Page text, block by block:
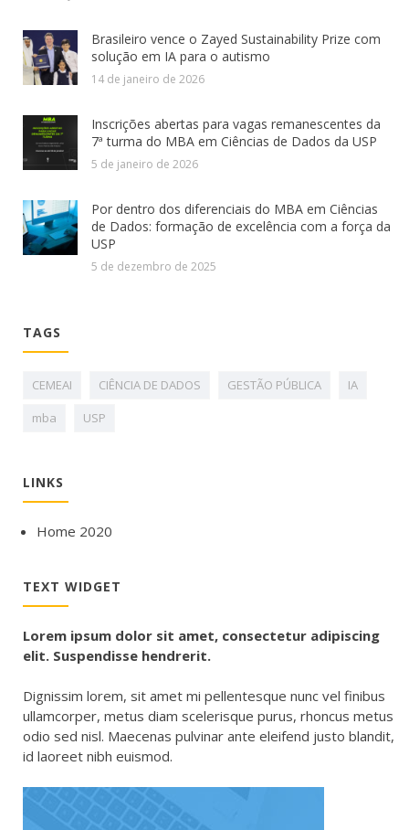
Brasileiro vence o Zayed Sustainability Prize com
solução em IA para o autismo
14 de janeiro de 2026
Inscrições abertas para vagas remanescentes da
7ª turma do MBA em Ciências de Dados da USP
5 de janeiro de 2026
Por dentro dos diferenciais do MBA em Ciências
de Dados: formação de excelência com a força da
USP
5 de dezembro de 2025
TAGS
CEMEAI CIÊNCIA DE DADOS GESTÃO PÚBLICA
IA
mba
USP
LINKS
Home 2020
TEXT WIDGET
Lorem ipsum dolor sit amet, consectetur adipiscing
elit. Suspendisse hendrerit.
Dignissim lorem, sit amet mi pellentesque nunc vel finibus
ullamcorper, metus diam scelerisque purus, rhoncus metus
odio sed nisl. Maecenas pulvinar ante eleifend justo blandit,
id laoreet nibh euismod.